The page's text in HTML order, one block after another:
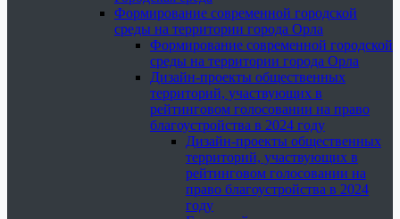
Формирование современной городской
среды на территории города Орла
Формирование современной городской
среды на территории города Орла
Дизайн-проекты общественных
территорий, участвующих в
рейтинговом голосовании на право
благоустройства в 2024 году
Дизайн-проекты общественных
территорий, участвующих в
рейтинговом голосовании на
право благоустройства в 2024
году